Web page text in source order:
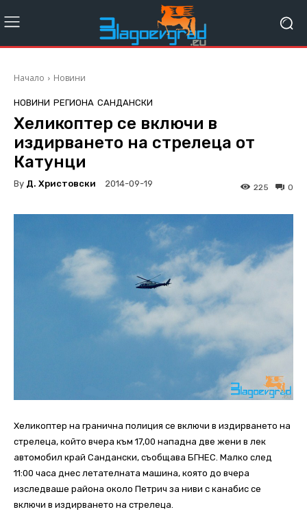
Начало Новини
НОВИНИ РЕГИОНА САНДАНСКИ
Хеликоптер се включи в
издирването на стрелеца от
Катунци
By Д. Христовски 2014-09-19 0
225
Хеликоптер на гранична полиция се включи в издирването на
стрелеца, който вчера към 17,00 нападна две жени в лек
автомобил край Сандански, съобщава БГНЕС. Малко след
11:00 часа днес летателната машина, която до вчера
изследваше района около Петрич за ниви с канабис се
включи в издирването на стрелеца.